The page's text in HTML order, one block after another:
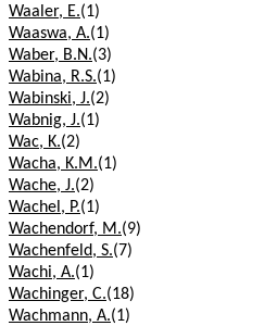
Waaler, E.(1)
Waaswa, A.(1)
Waber, B.N.(3)
Wabina, R.S.(1)
Wabinski, J.(2)
Wabnig, J.(1)
Wac, K.(2)
Wacha, K.M.(1)
Wache, J.(2)
Wachel, P.(1)
Wachendorf, M.(9)
Wachenfeld, S.(7)
Wachi, A.(1)
Wachinger, C.(18)
Wachmann, A.(1)